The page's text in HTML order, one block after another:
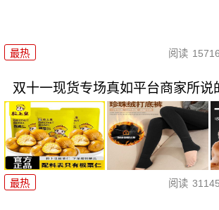
最热 阅读 15716
双十一现货专场真如平台商家所说
最热 阅读 31145